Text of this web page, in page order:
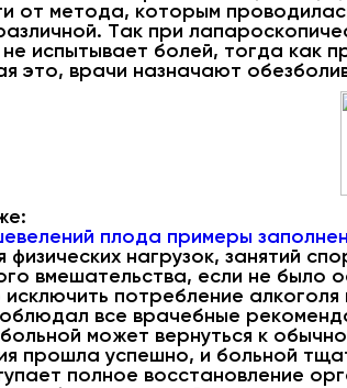
от метода, которым
Так при
испытывает болей, тогда как
это, врачи назначают
плода примеры
физических нагрузок, занятий
вмешательства, если не было
потребление
все врачебные
может вернуться к
прошла успешно, и больной
полное восстановление